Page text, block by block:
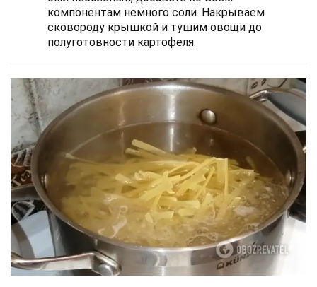
компонентам немного соли. Накрываем
сковороду крышкой и тушим овощи до
полуготовности картофеля.